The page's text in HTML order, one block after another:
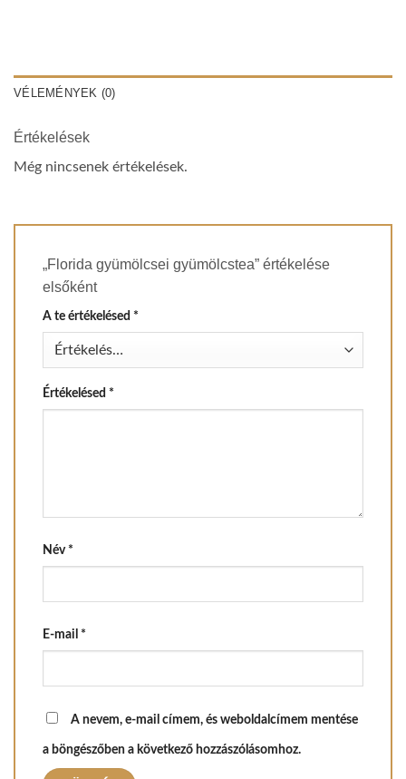
VÉLEMÉNYEK (0)
Értékelések
Még nincsenek értékelések.
„Florida gyümölcsei gyümölcstea” értékelése
elsőként
A te értékelésed *
Értékelésed *
Név *
E-mail *
A nevem, e-mail címem, és weboldalcímem mentése
a böngészőben a következő hozzászólásomhoz.